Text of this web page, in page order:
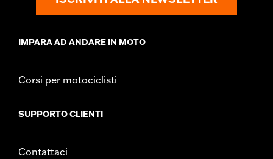
IMPARA AD ANDARE IN MOTO
Corsi per motociclisti
SUPPORTO CLIENTI
Contattaci